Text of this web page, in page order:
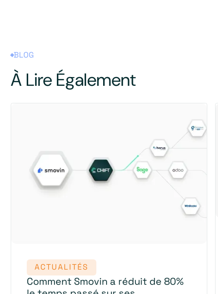
BLOG
À Lire Également
ACTUALITÉS
Comment Smovin a réduit de 80%